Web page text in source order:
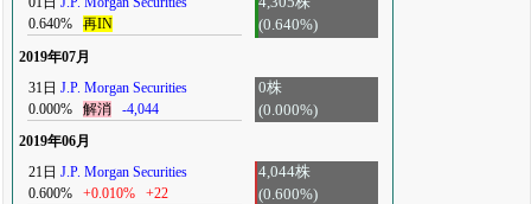
0.640%
再IN
(0.640%)
2019年07月
31日 J.P. Morgan Securities
0.000%
解消 -4,044
0株
(0.000%)
2019年06月
21日 J.P. Morgan Securities
0.600%
+0.010% +22
4,044株
(0.600%)